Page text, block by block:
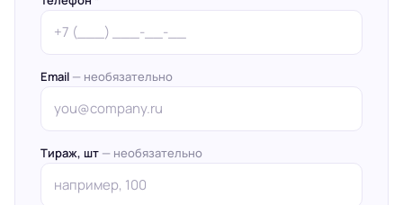
Email — необязательно
Тираж, шт — необязательно